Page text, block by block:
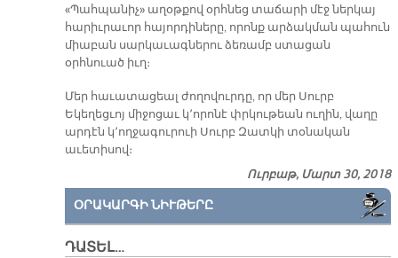
«Պահպանիչ» աղօթքով օրհնեց տաճարի մէջ ներկայ
հարիւրաւոր հայորդիները, որոնք արձակման պահուն
միաբան սարկաւագներու ձեռամբ ստացան
օրհնուած իւղ։
Մեր հաւատացեալ ժողովուրդը, որ մեր Սուրբ
Եկեղեցւոյ միջոցաւ կ՚որոնէ փրկութեան ուղին, վաղը
արդէն կ՚ողջագուրուի Սուրբ Զատկի տօնական
աւետիսով։
Ուրբաթ, Մարտ 30, 2018
ՕՐԱԿԱՐԳԻ ՆԻՒԹԵՐԸ
ԴԱՏԵԼ…